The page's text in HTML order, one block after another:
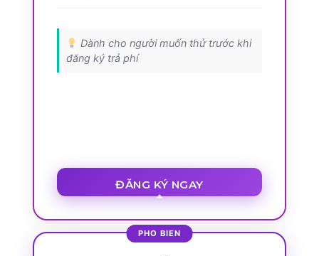
Dành cho người muốn thử trước khi
đăng ký trả phí
ĐĂNG KÝ NGAY